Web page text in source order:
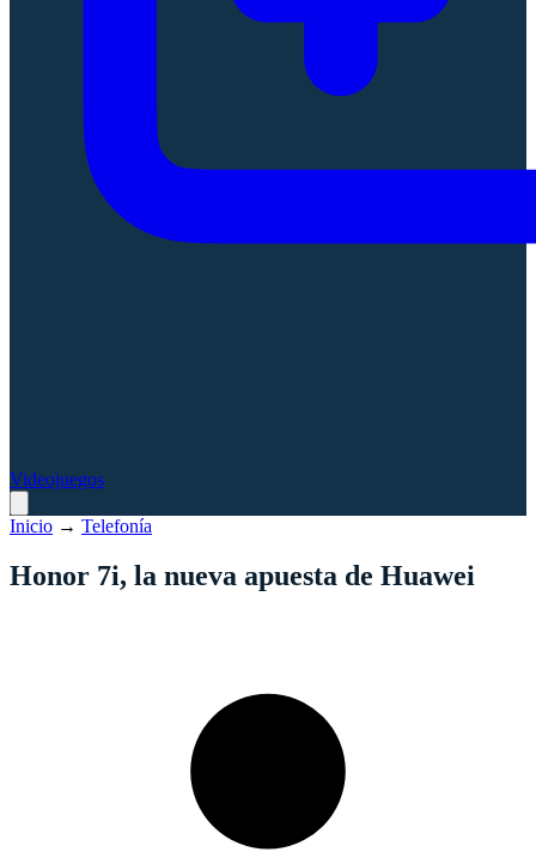
Videojuegos
Inicio → Telefonía
Honor 7i, la nueva apuesta de Huawei